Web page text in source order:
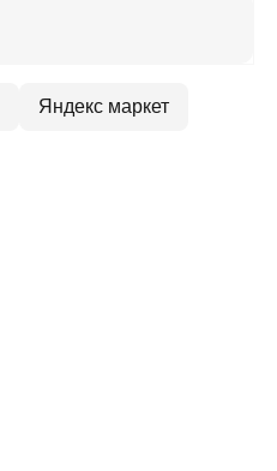
Яндекс маркет